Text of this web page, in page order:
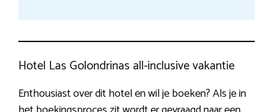
Hotel Las Golondrinas all-inclusive vakantie
Enthousiast over dit hotel en wil je boeken? Als je in